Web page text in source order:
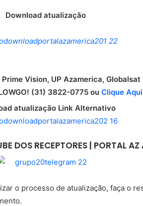
Download atualização
Prime Vision, UP Azamerica,
(31) 3822-0775 ou Clique Aqui
atualização Link Alternativo
DOS RECEPTORES | PORTAL AZ
o processo de atualização, faça o